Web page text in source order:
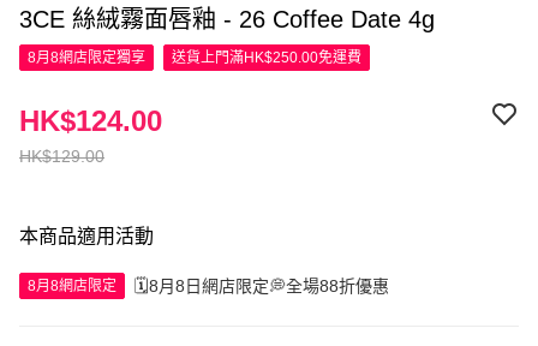
3CE 絲絨霧面唇釉 - 26 Coffee Date 4g
8月8網店限定獨享 送貨上門滿HK$250.00免運費
HK$129.00
HK$124.00
本商品適用活動
8月8網店限定 🗓️8月8日網店限定💭全場88折優惠